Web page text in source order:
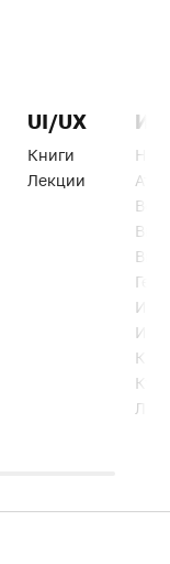
UI/UX
Книги
Лекции
Веб